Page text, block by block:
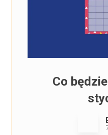
Co